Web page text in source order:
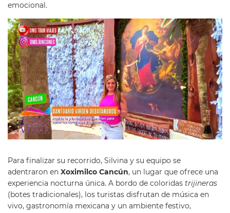
emocional.
Para finalizar su recorrido, Silvina y su equipo se
adentraron en Xoximilco Cancún, un lugar que ofrece una
experiencia nocturna única. A bordo de coloridas trijineras
(botes tradicionales), los turistas disfrutan de música en
vivo, gastronomía mexicana y un ambiente festivo,